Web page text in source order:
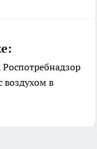
воздухом в